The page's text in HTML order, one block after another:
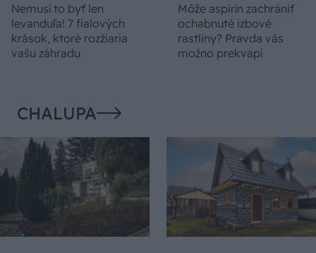
Nemusí to byť len
levanduľa! 7 fialových
krások, ktoré rozžiaria
vašu záhradu
Môže aspirín zachrániť
ochabnuté izbové
rastliny? Pravda vás
možno prekvapí
CHALUPA